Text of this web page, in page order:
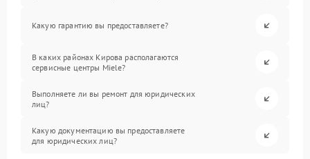
Какую гарантию вы предоставляете?
В каких районах Кирова располагаются
сервисные центры Miele?
Выполняете ли вы ремонт для юридических
лиц?
Какую документацию вы предоставляете
для юридических лиц?